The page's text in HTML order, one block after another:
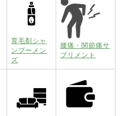
育毛剤シャ
ンプーメン
ズ
腰痛・関節痛サ
プリメント